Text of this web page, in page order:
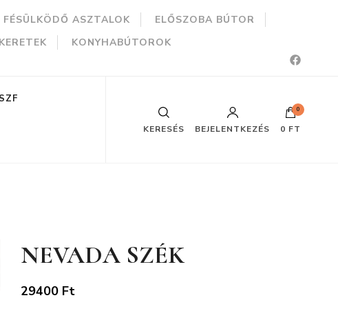
FÉSÜLKÖDŐ ASZTALOK
ELŐSZOBA BÚTOR
KONYHABÚTOROK
KERESÉS BEJELENTKEZÉS
0
0 FT
NEVADA SZÉK
29400 Ft